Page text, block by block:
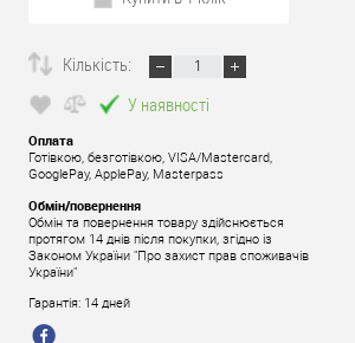
Кількість:
У наявності
Оплата
Готівкою, безготівкою, VISA/Mastercard,
GooglePay, ApplePay, Masterpass
Обмін/повернення
Обмін та повернення товару здійснюється
протягом 14 днів після покупки, згідно із
Законом України "Про захист прав споживачів
України"
Гарантія: 14 дней